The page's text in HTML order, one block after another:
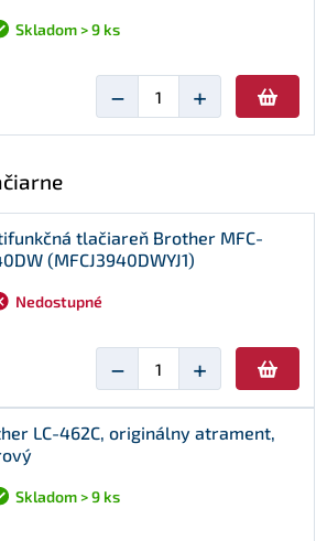
Skladom > 9 ks
− +
tlačiareň Brother MFC-
(MFCJ3940DWYJ1)
Nedostupné
− +
LC-462C, originálny atrament,
Skladom > 9 ks